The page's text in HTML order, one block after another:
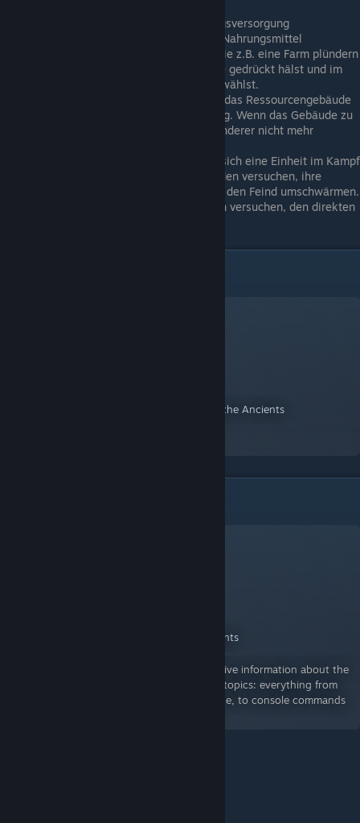
Wenn deine Einheiten von der Nahrungsversorgung
abgeschnitten sind, kannst Du sie ein Nahrungsmittel
produzierendes Ressourcengebäude wie z.B. eine Farm plündern
lassen, indem Du die rechte Maustaste gedrückt hälst und im
Kontextrad Plündern ("Scavenge") auswählst.
Das Plündern von Nahrung beschädigt das Ressourcengebäude
im Verhältnis zur geplünderten Nahrung. Wenn das Gebäude zu
stark beschädigt wird, kann es die Plünderer nicht mehr
Haltungen ("stance") bestimmen, wie sich eine Einheit im Kampf
verhält. Einheiten in Schlachtlinie werden versuchen, ihre
Formation zu halten, während Plänkler den Feind umschwärmen.
Einheiten in Fernkampfstellung werden versuchen, den direkten
A Workshop Item for Hegemony III: Clash of the Ancients
A Guide for Hegemony III: Clash of the Ancients
The Hegemony III Wiki contains comprehensive information about the
mechanics of the game. It covers numerous topics: everything from
basic game mechanics and a Beginner's Guide, to console commands